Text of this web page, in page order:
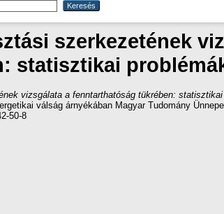
szerkezetének
statisztikai
vizsgálata a fenntarthatóság tükrében: statisztikai
válság árnyékában Magyar Tudomány
50-8